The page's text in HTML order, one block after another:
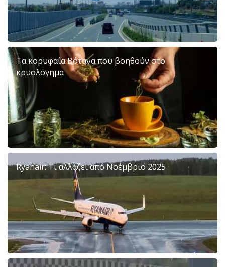
Τα κορυφαία Βότανα που βοηθούν στο
κρυολόγημα
Ryanair: Τι αλλάζει από Νοέμβριο 2025